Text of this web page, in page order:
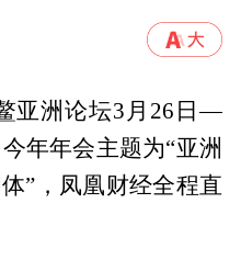
亚洲论坛3月26日—
年年会主题为“亚洲
”，凤凰财经全程直